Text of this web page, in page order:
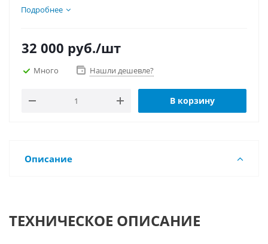
Подробнее
32 000 руб./шт
Много Нашли дешевле?
В корзину
Описание
ТЕХНИЧЕСКОЕ ОПИСАНИЕ